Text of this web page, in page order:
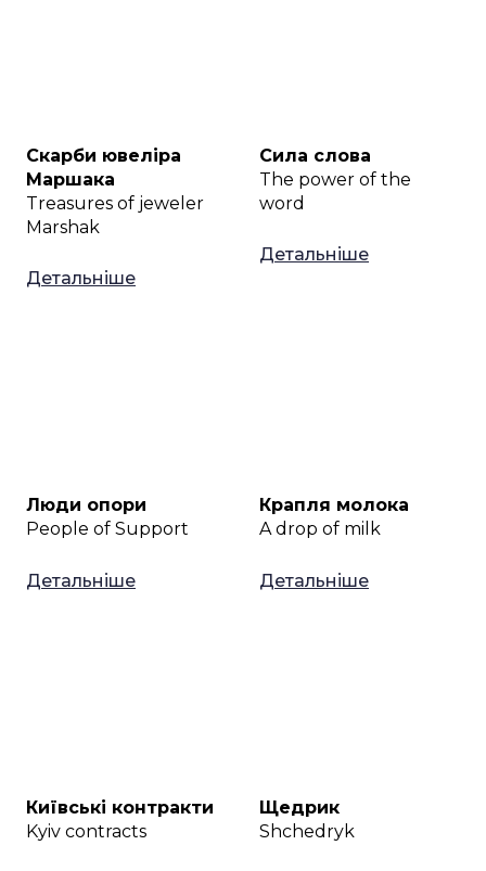
Скарби ювеліра
Маршака
Treasures of jeweler
Marshak
Детальніше
Сила слова
The power of the
word
Детальніше
Люди опори
People of Support
Детальніше
Крапля молока
A drop of milk
Детальніше
Київські контракти
Kyiv contracts
Щедрик
Shchedryk